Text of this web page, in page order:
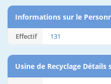
Informations sur le
Effectif 131
Usine de Recyclage